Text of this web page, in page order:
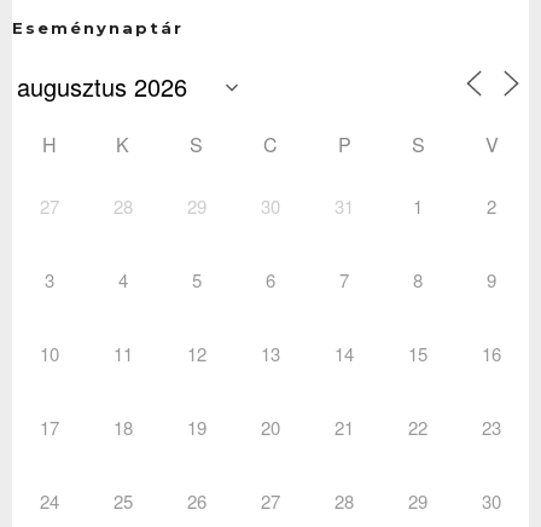
Eseménynaptár
H K S C P S V
27 28 29 30 31 1 2
3 4 5 6 7 8 9
10 11 12 13 14 15 16
17 18 19 20 21 22 23
24 25 26 27 28 29 30